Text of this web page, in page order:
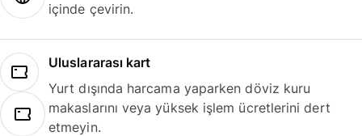
içinde çevirin.
Uluslararası kart
Yurt dışında harcama yaparken döviz kuru
makaslarını veya yüksek işlem ücretlerini dert
etmeyin.